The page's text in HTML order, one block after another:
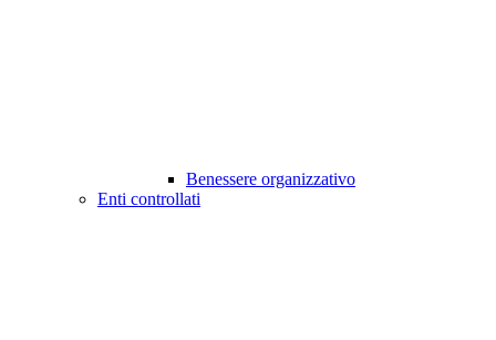
Benessere organizzativo
Enti controllati